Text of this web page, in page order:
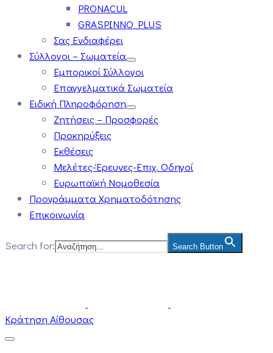
PRONACUL
GRASPINNO PLUS
Σας Ενδιαφέρει
Σύλλογοι – Σωματεία
Εμπορικοί Σύλλογοι
Επαγγελματικά Σωματεία
Ειδική Πληροφόρηση
Ζητήσεις – Προσφορές
Προκηρύξεις
Εκθέσεις
Μελέτες-Έρευνες-Επιχ. Οδηγοί
Ευρωπαϊκή Νομοθεσία
Προγράμματα Χρηματοδότησης
Επικοινωνία
Search for: Search Button
Κράτηση Αίθουσας